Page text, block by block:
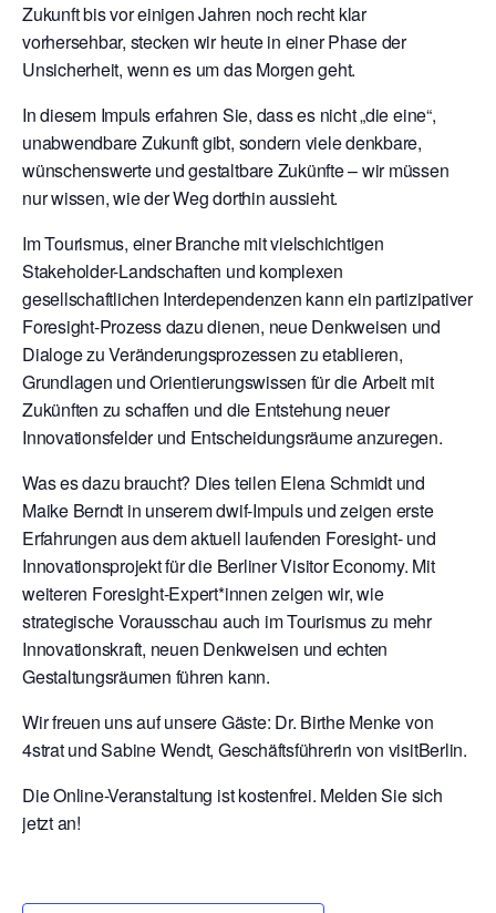
Zukunft bis vor einigen Jahren noch recht klar
vorhersehbar, stecken wir heute in einer Phase der
Unsicherheit, wenn es um das Morgen geht.
In diesem Impuls erfahren Sie, dass es nicht „die eine“,
unabwendbare Zukunft gibt, sondern viele denkbare,
wünschenswerte und gestaltbare Zukünfte – wir müssen
nur wissen, wie der Weg dorthin aussieht.
Im Tourismus, einer Branche mit vielschichtigen
Stakeholder-Landschaften und komplexen
gesellschaftlichen Interdependenzen kann ein partizipativer
Foresight-Prozess dazu dienen, neue Denkweisen und
Dialoge zu Veränderungsprozessen zu etablieren,
Grundlagen und Orientierungswissen für die Arbeit mit
Zukünften zu schaffen und die Entstehung neuer
Innovationsfelder und Entscheidungsräume anzuregen.
Was es dazu braucht? Dies teilen Elena Schmidt und
Maike Berndt in unserem dwif-Impuls und zeigen erste
Erfahrungen aus dem aktuell laufenden Foresight- und
Innovationsprojekt für die Berliner Visitor Economy. Mit
weiteren Foresight-Expert*innen zeigen wir, wie
strategische Vorausschau auch im Tourismus zu mehr
Innovationskraft, neuen Denkweisen und echten
Gestaltungsräumen führen kann.
Wir freuen uns auf unsere Gäste: Dr. Birthe Menke von
4strat und Sabine Wendt, Geschäftsführerin von visitBerlin.
Die Online-Veranstaltung ist kostenfrei. Melden Sie sich
jetzt an!